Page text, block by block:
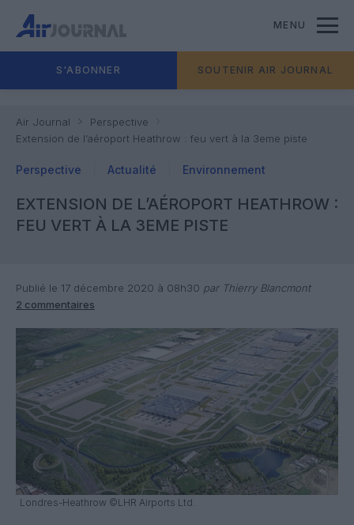
MENU
S'ABONNER SOUTENIR AIR JOURNAL
Air Journal
Perspective
Extension de l’aéroport Heathrow : feu vert à la 3eme piste
Perspective Actualité Environnement
EXTENSION DE L’AÉROPORT HEATHROW :
FEU VERT À LA 3EME PISTE
Publié le 17 décembre 2020 à 08h30 par Thierry Blancmont
2 commentaires
Londres-Heathrow ©LHR Airports Ltd.